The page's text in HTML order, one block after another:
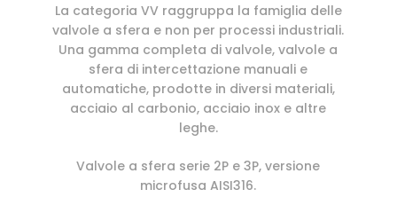
La categoria VV raggruppa la famiglia delle
valvole a sfera e non per processi industriali.
Una gamma completa di valvole, valvole a
sfera di intercettazione manuali e
automatiche, prodotte in diversi materiali,
acciaio al carbonio, acciaio inox e altre
leghe.
Valvole a sfera serie 2P e 3P, versione
microfusa AISI316.